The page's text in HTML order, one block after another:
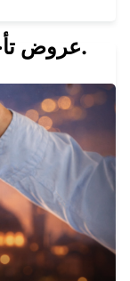
عروض تأجير السيارات والحافلات اليوم.